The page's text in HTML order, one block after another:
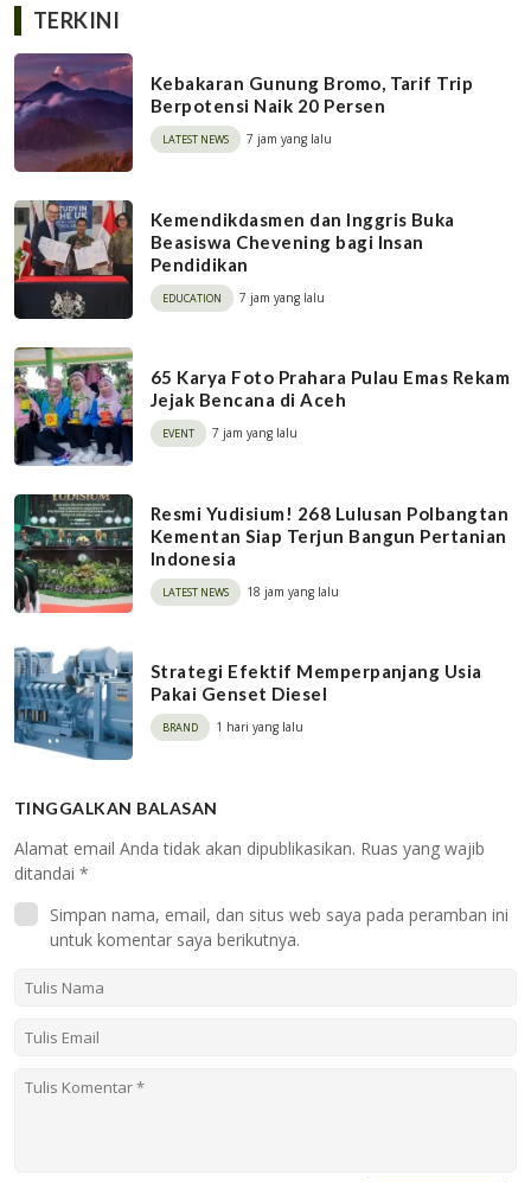
TERKINI
Kebakaran Gunung Bromo, Tarif Trip
Berpotensi Naik 20 Persen
LATEST NEWS 7 jam yang lalu
Kemendikdasmen dan Inggris Buka
Beasiswa Chevening bagi Insan
Pendidikan
EDUCATION 7 jam yang lalu
65 Karya Foto Prahara Pulau Emas Rekam
Jejak Bencana di Aceh
EVENT 7 jam yang lalu
Resmi Yudisium! 268 Lulusan Polbangtan
Kementan Siap Terjun Bangun Pertanian
Indonesia
LATEST NEWS 18 jam yang lalu
Strategi Efektif Memperpanjang Usia
Pakai Genset Diesel
BRAND 1 hari yang lalu
TINGGALKAN BALASAN
Alamat email Anda tidak akan dipublikasikan. Ruas yang wajib
ditandai *
Simpan nama, email, dan situs web saya pada peramban ini
untuk komentar saya berikutnya.